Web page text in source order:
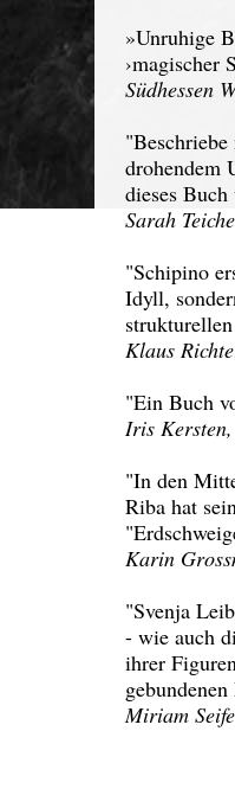
»Unruhige
›magischer
Südhessen
drohendem
dieses
Sarah
"Schipino
Idyll,
Klaus
"Ein Buch
Iris
"In den
Riba hat
Karin
"Svenja
- wie auch
ihrer
Miriam